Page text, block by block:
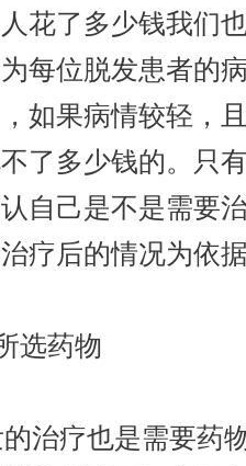
花了多少钱我们
每位脱发患者的
如果病情较轻，
了多少钱的。只
自己是不是需要
疗后的情况为依据
药物
疗也是需要药